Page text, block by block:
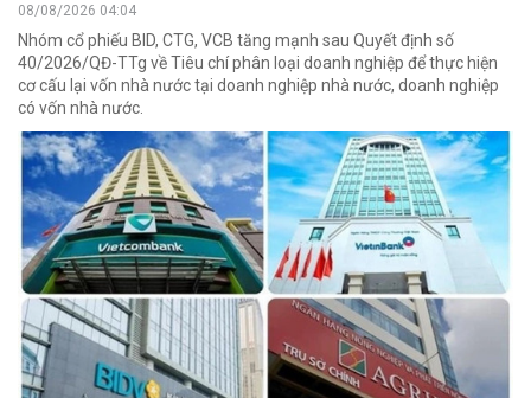
08/08/2026 04:04
Nhóm cổ phiếu BID, CTG, VCB tăng mạnh sau Quyết định số
40/2026/QĐ-TTg về Tiêu chí phân loại doanh nghiệp để thực hiện
cơ cấu lại vốn nhà nước tại doanh nghiệp nhà nước, doanh nghiệp
có vốn nhà nước.